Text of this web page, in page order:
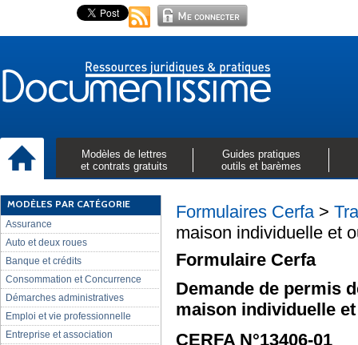
Modèles de lettres
et contrats gratuits
Guides pratiques
outils et barèmes
MODÈLES PAR CATÉGORIE
Assurance
Auto et deux roues
Banque et crédits
Consommation et Concurrence
Démarches administratives
Emploi et vie professionnelle
Entreprise et association
Formulaires Cerfa>
maison individuelle et
Formulaire Cerfa
Demande de permis
maison individuelle
CERFA N°13406-01